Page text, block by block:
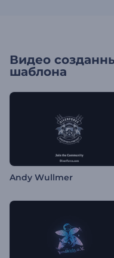
Видео
шаблона
Andy Wullmer